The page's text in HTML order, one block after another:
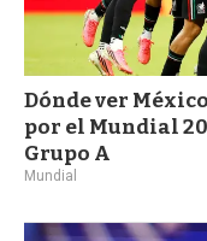
Dónde ver
por el Mundial
Grupo A
Mundial